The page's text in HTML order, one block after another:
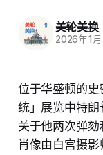
美轮美换
2026年1月
位于华盛顿的
统」展览中特
关于他两次弹
肖像由白宫摄